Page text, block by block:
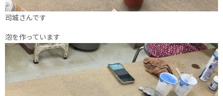
司城さんです
泡を作っています